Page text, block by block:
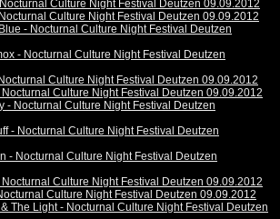
Nocturnal Culture Night Festival Deutzen 09.09.2012
Culture Night Festival Deutzen 09.09.2012
- Nocturnal Culture Night Festival Deutzen
- Nocturnal Culture Night Festival Deutzen
Culture Night Festival Deutzen 09.09.2012
Culture Night Festival Deutzen 09.09.2012
- Nocturnal Culture Night Festival Deutzen
- Nocturnal Culture Night Festival Deutzen
- Nocturnal Culture Night Festival Deutzen
Nocturnal Culture Night Festival Deutzen 09.09.2012
Culture Night Festival Deutzen 09.09.2012
The Light - Nocturnal Culture Night Festival Deutzen